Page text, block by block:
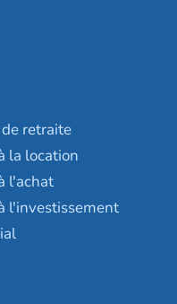
retraite
la location
l'achat
l'investissement